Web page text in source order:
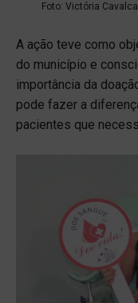
Foto: Victória
A ação teve como
do município e
importância da
pode fazer a
pacientes que